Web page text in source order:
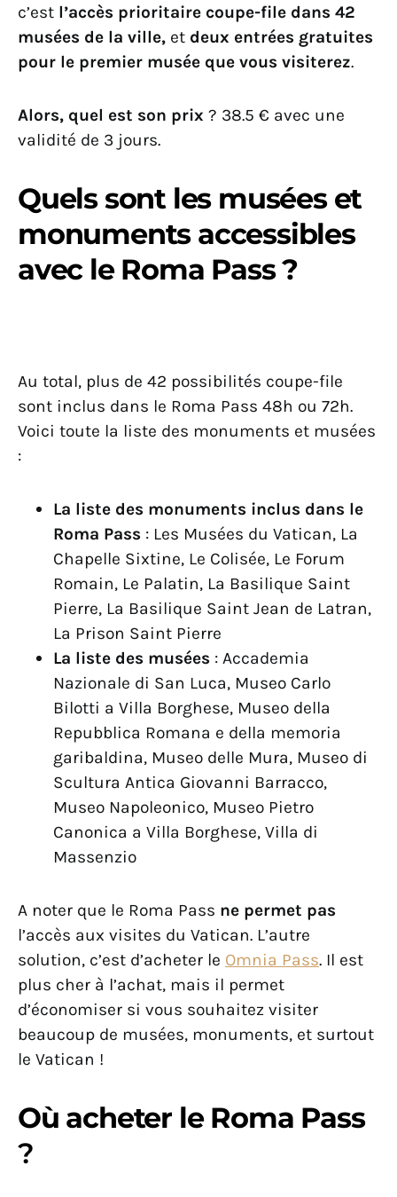
c’est l’accès prioritaire coupe-file dans 42
musées de la ville, et deux entrées gratuites
pour le premier musée que vous visiterez.
Alors, quel est son prix ? 38.5 € avec une
validité de 3 jours.
Quels sont les musées et
monuments accessibles
avec le Roma Pass ?
Au total, plus de 42 possibilités coupe-file
sont inclus dans le Roma Pass 48h ou 72h.
Voici toute la liste des monuments et musées
:
La liste des monuments inclus dans le
Roma Pass : Les Musées du Vatican, La
Chapelle Sixtine, Le Colisée, Le Forum
Romain, Le Palatin, La Basilique Saint
Pierre, La Basilique Saint Jean de Latran,
La Prison Saint Pierre
La liste des musées : Accademia
Nazionale di San Luca, Museo Carlo
Bilotti a Villa Borghese, Museo della
Repubblica Romana e della memoria
garibaldina, Museo delle Mura, Museo di
Scultura Antica Giovanni Barracco,
Museo Napoleonico, Museo Pietro
Canonica a Villa Borghese, Villa di
Massenzio
A noter que le Roma Pass ne permet pas
l’accès aux visites du Vatican. L’autre
solution, c’est d’acheter le Omnia Pass. Il est
plus cher à l’achat, mais il permet
d’économiser si vous souhaitez visiter
beaucoup de musées, monuments, et surtout
le Vatican !
Où acheter le Roma Pass
?